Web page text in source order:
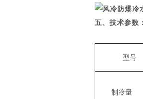
五、技术参数
型号
制冷量